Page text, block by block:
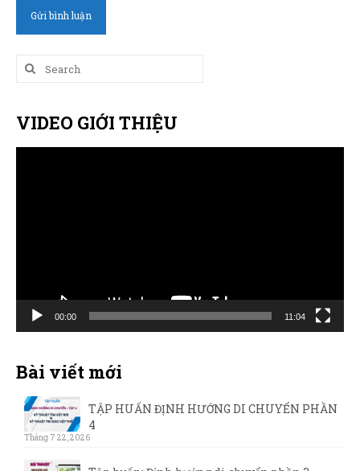
Search
for:
VIDEO GIỚI THIỆU
00:00 11:04
Bài viết mới
TẬP HUẤN ĐỊNH HƯỚNG DI CHUYỂN PHẦN
4
Tháng 7 22, 2026